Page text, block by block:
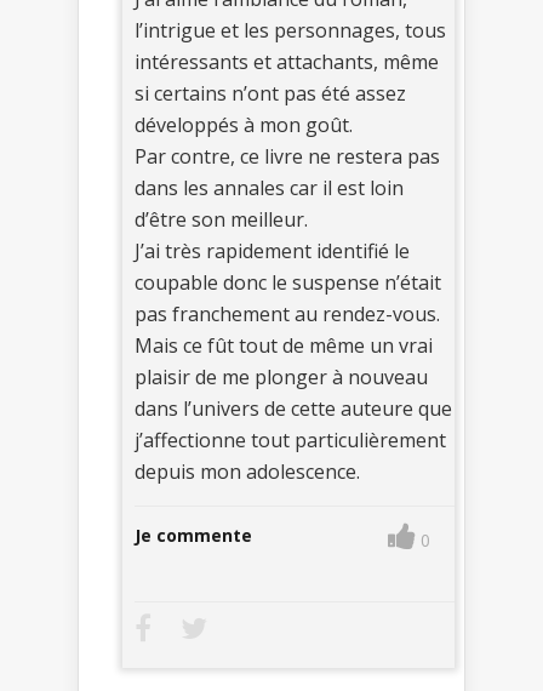
l’intrigue et les personnages, tous
intéressants et attachants, même
si certains n’ont pas été assez
développés à mon goût.
Par contre, ce livre ne restera pas
dans les annales car il est loin
d’être son meilleur.
J’ai très rapidement identifié le
coupable donc le suspense n’était
pas franchement au rendez-vous.
Mais ce fût tout de même un vrai
plaisir de me plonger à nouveau
dans l’univers de cette auteure que
j’affectionne tout particulièrement
depuis mon adolescence.
Je commente 0